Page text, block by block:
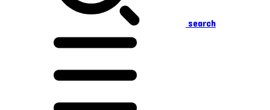
search